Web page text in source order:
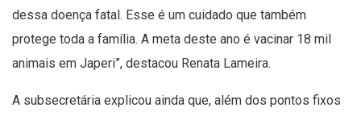
dessa doença fatal. Esse é um cuidado que também
protege toda a família. A meta deste ano é vacinar 18 mil
animais em Japeri”, destacou Renata Lameira.
A subsecretária explicou ainda que, além dos pontos fixos